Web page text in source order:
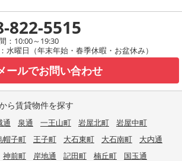
822-5515
：10:00～19:30
水曜日（年末年始・春季休暇・お盆休み）
ールでお問い合わせ
ら賃貸物件を探す
通 泉通 一王山町 岩屋北町
岩屋中町
帽子町 王子町 大石東町 大石南町
大内通
神前町 岸地通 記田町 楠丘町
国玉通